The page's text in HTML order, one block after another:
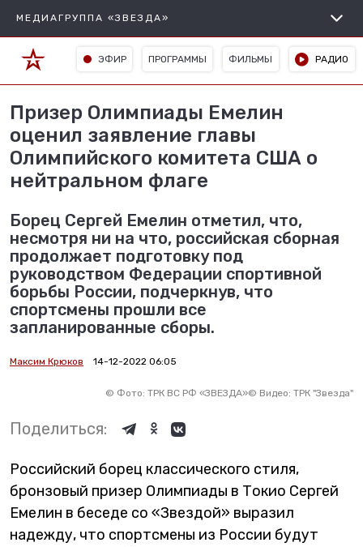
МЕДИАГРУППА «ЗВЕЗДА»
ЭФИР ПРОГРАММЫ ФИЛЬМЫ РАДИО
Призер Олимпиады Емелин
оценил заявление главы
Олимпийского комитета США о
нейтральном флаге
Борец Сергей Емелин отметил, что,
несмотря ни на что, российская сборная
продолжает подготовку под
руководством Федерации спортивной
борьбы России, подчеркнув, что
спортсмены прошли все
запланированные сборы.
Максим Крюков 14-12-2022 06:05
© Фото: ТРК ВС РФ «ЗВЕЗДА»© Видео: ТРК "Звезда"
Поделиться:
Российский борец классического стиля,
бронзовый призер Олимпиады в Токио Сергей
Емелин в беседе со «Звездой» выразил
надежду, что спортсмены из России будут